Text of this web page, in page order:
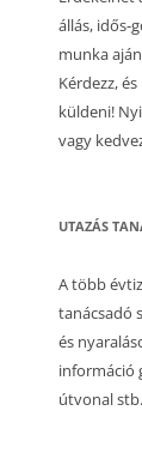
állás, idős-
munka
Kérdezz,
küldeni!
vagy
UTAZÁS
A több
tanácsadó
és
információ
útvonal